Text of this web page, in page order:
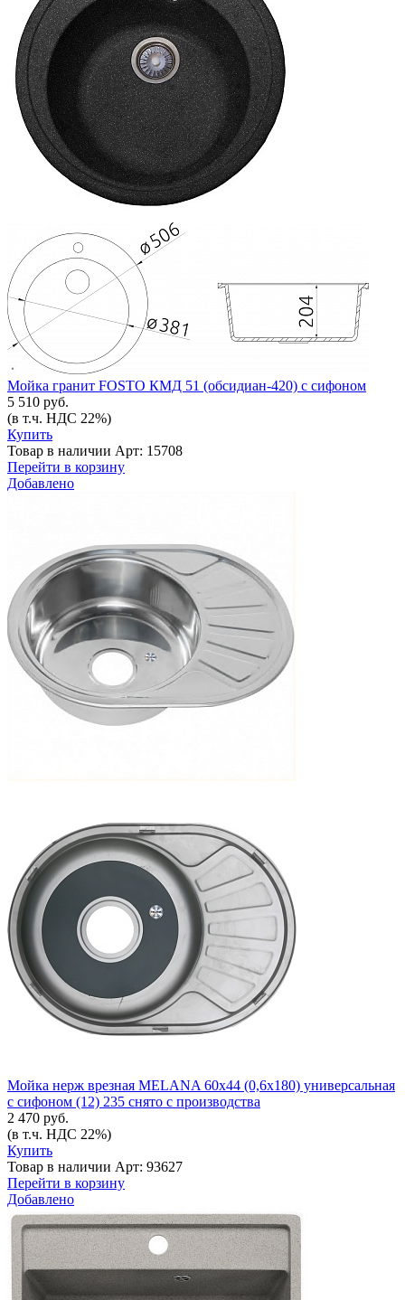
Мойка гранит FOSTO КМД 51 (обсидиан-420) с сифоном
5 510 руб.
(в т.ч. НДС 22%)
Купить
Товар в наличии Арт: 15708
Перейти в корзину
Добавлено
Мойка нерж врезная MELANA 60х44 (0,6х180) универсальная
с сифоном (12) 235 снято с производства
2 470 руб.
(в т.ч. НДС 22%)
Купить
Товар в наличии Арт: 93627
Перейти в корзину
Добавлено